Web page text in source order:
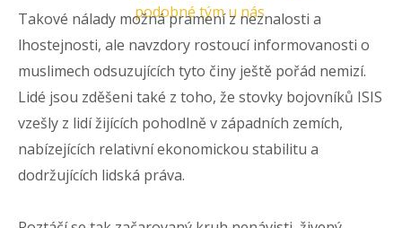
podobné tým u nás
Takové nálady možná pramení z neznalosti a
lhostejnosti, ale navzdory rostoucí informovanosti o
muslimech odsuzujících tyto činy ještě pořád nemizí.
Lidé jsou zděšeni také z toho, že stovky bojovníků ISIS
vzešly z lidí žijících pohodlně v západních zemích,
nabízejících relativní ekonomickou stabilitu a
dodržujících lidská práva.